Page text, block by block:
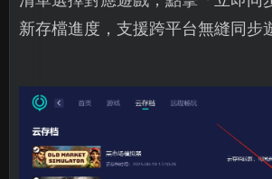
新存檔進度，支援跨平台無縫同步